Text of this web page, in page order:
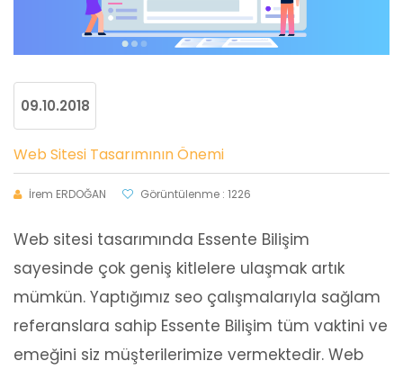
09.10.2018
Web Sitesi Tasarımının Önemi
İrem ERDOĞAN Görüntülenme : 1226
Web sitesi tasarımında Essente Bilişim
sayesinde çok geniş kitlelere ulaşmak artık
mümkün. Yaptığımız seo çalışmalarıyla sağlam
referanslara sahip Essente Bilişim tüm vaktini ve
emeğini siz müşterilerimize vermektedir. Web